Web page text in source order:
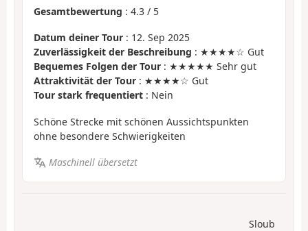
Gesamtbewertung : 4.3 / 5
Datum deiner Tour : 12. Sep 2025
Zuverlässigkeit der Beschreibung : ★★★★☆ Gut
Bequemes Folgen der Tour : ★★★★★ Sehr gut
Attraktivität der Tour : ★★★★☆ Gut
Tour stark frequentiert : Nein
Schöne Strecke mit schönen Aussichtspunkten
ohne besondere Schwierigkeiten
Maschinell übersetzt
Sloub